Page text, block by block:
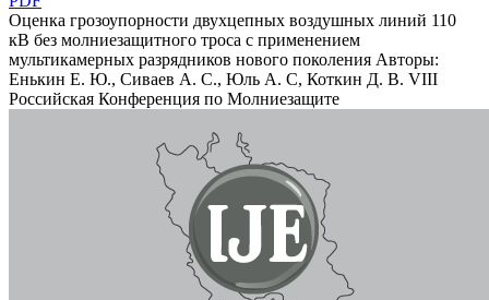
Оценка грозоупорности двухцепных воздушных линий 110
кВ без молниезащитного троса с применением
мультикамерных разрядников нового поколения Авторы:
Енькин Е. Ю., Сиваев А. С., Юль А. С, Коткин Д. В. VIII
Российская Конференция по Молниезащите